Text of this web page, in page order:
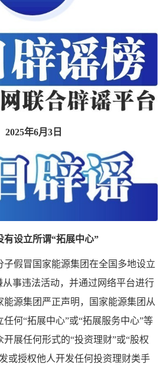
2025年6月3日
设立所谓“拓展中心”
子假冒国家能源集团在全国多地设立
从事违法活动，并通过网络平台进行
能源集团严正声明，国家能源集团从
何“拓展中心”或“拓展服务中心”等
展任何形式的“投资理财”或“股权
或授权他人开发任何投资理财类手